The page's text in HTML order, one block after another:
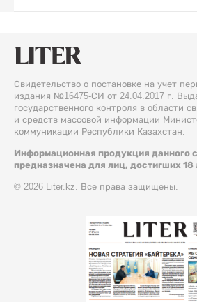
Свидетельство о постановке на учет
издания №16475-СИ от 24.04.2017 г.
государственного контроля в области
и средств массовой информации
коммуникации Республики Казахстан.
Информационная продукция данного
предназначена для лиц, достигших 18
© 2026 Liter.kz. Все права защищены.